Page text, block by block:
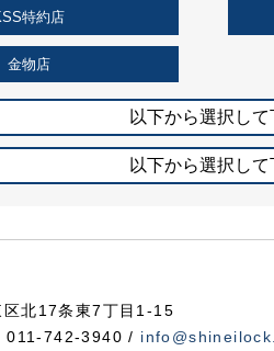
特約店
金物店
以下から選択し
以下から選択し
北17条東7丁目1-15
011-742-3940 /